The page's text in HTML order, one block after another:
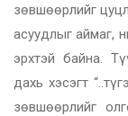
зөвшөөрлийг
асуудлыг аймаг,
эрхтэй байна.
дахь хэсэгт
зөвшөөрлийг